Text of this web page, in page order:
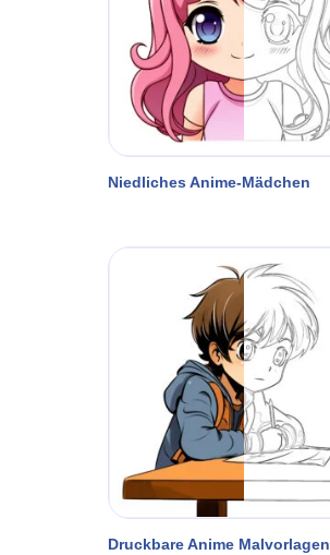
Niedliches Anime-Mädchen
Druckbare Anime Malvorlagen